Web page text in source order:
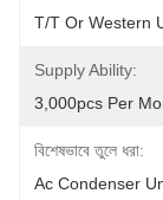
T/T Or Western
Supply Ability:
3,000pcs Per
বিশেষভাবে তুলে ধরা:
Ac Condenser